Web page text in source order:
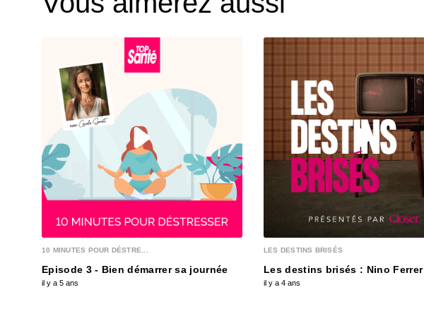
10 MINUTES POUR DÉSTRE...
Episode 3 - Bien démarrer sa journée
il y a 5 ans
LES DESTINS BRISÉS
Les destins brisés : Nino Ferrer
il y a 4 ans